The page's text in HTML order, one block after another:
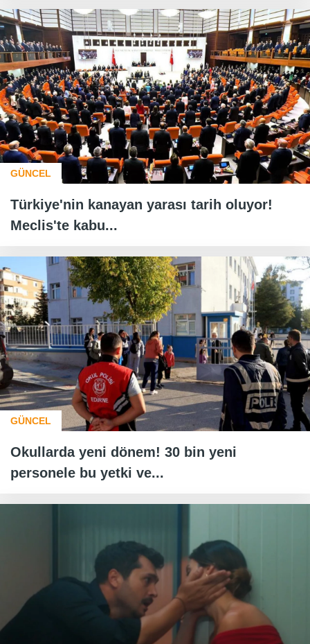
GÜNCEL
Türkiye'nin kanayan yarası tarih oluyor!
Meclis'te kabu...
GÜNCEL
Okullarda yeni dönem! 30 bin yeni
personele bu yetki ve...